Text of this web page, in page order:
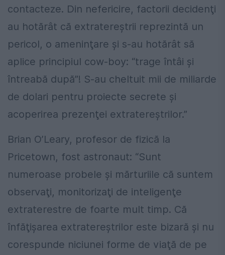
contacteze. Din nefericire, factorii decidenţi
au hotărât că extratereştrii reprezintă un
pericol, o ameninţare şi s-au hotărât să
aplice principiul cow-boy: “trage întâi şi
întreabă după”! S-au cheltuit mii de miliarde
de dolari pentru proiecte secrete şi
acoperirea prezenţei extratereştrilor.”
Brian O’Leary, profesor de fizică la
Pricetown, fost astronaut: “Sunt
numeroase probele şi mărturiile că suntem
observaţi, monitorizaţi de inteligenţe
extraterestre de foarte mult timp. Că
înfăţişarea extratereştrilor este bizară şi nu
corespunde niciunei forme de viaţă de pe